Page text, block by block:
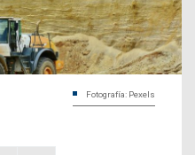
Fotografía: Pexels